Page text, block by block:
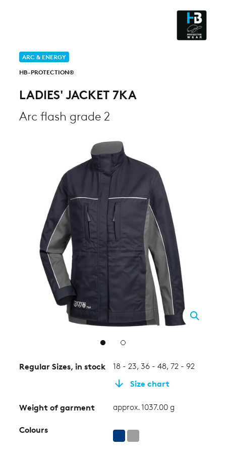
ARC & ENERGY
HB-PROTECTION®
LADIES' JACKET 7KA
Arc flash grade 2
Regular Sizes, in stock 18 - 23, 36 - 48, 72 - 92
Size chart
Weight of garment approx. 1037.00 g
Colours